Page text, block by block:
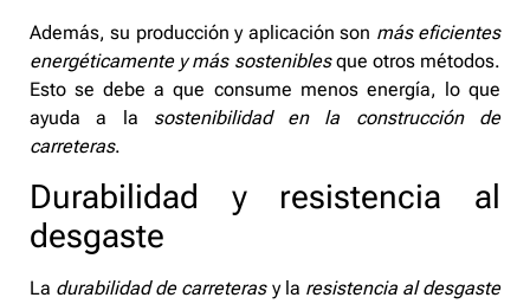
Además, su producción y aplicación son más eficientes
energéticamente y más sosteniblesque otros métodos.
Esto se debe a que consume menos energía, lo que
ayuda a la sostenibilidad en la construcción de
carreteras.
Durabilidad y resistencia al
desgaste
La durabilidad de carreterasy la resistencia al desgaste